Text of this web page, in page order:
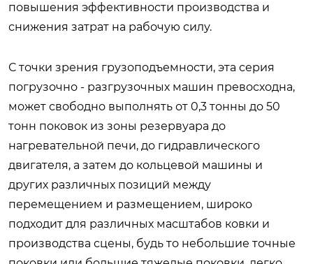
повышения эффективности производства и
снижения затрат на рабочую силу.
С точки зрения грузоподъемности, эта серия
погрузочно - разгрузочных машин превосходна,
может свободно выполнять от 0,3 тонны до 50
тонн поковок из зоны резервуара до
нагревательной печи, до гидравлического
двигателя, а затем до кольцевой машины и
других различных позиций между
перемещением и размещением, широко
подходит для различных масштабов ковки и
производства сцены, будь то небольшие точные